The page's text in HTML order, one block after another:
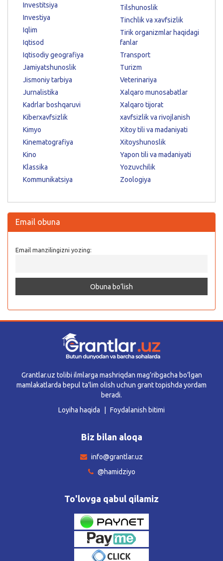
Investitsiya
Investiya
Iqlim
Iqtisod
Iqtisodiy geografiya
Jamiyatshunoslik
Jismoniy tarbiya
Jurnalistika
Kadrlar boshqaruvi
Kiberxavfsizlik
Kimyo
Kinematografiya
Kino
Klassika
Kommunikatsiya
Tilshunoslik
Tinchlik va xavfsizlik
Tirik organizmlar haqidagi
fanlar
Transport
Turizm
Veterinariya
Xalqaro munosabatlar
Xalqaro tijorat
xavfsizlik va rivojlanish
Xitoy tili va madaniyati
Xitoyshunoslik
Yapon tili va madaniyati
Yozuvchilik
Zoologiya
Email obuna
Email manzilingizni yozing:
Grantlar.uz tolibi ilmlarga mashriqdan mag’ribgacha bo’lgan
mamlakatlarda bepul ta’lim olish uchun grant topishda yordam
beradi.
Loyiha haqida
Foydalanish bitimi
Biz bilan aloqa
info@grantlar.uz
@hamidziyo
To'lovga qabul qilamiz